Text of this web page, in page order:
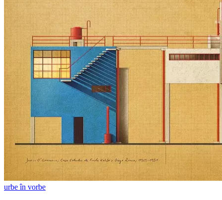
urbe în vorbe